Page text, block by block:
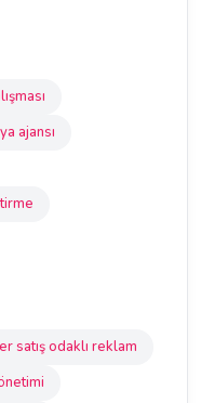
ajansı
satış odaklı reklam